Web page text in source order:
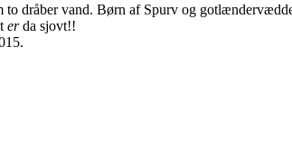
dråber vand. Børn af Spurv og
erda sjovt!!